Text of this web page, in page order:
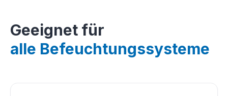
Geeignet für
alle Befeuchtungssysteme